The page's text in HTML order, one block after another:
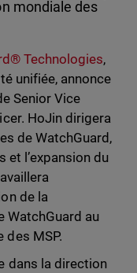
mondiale des
Technologies,
unifiée, annonce
Senior Vice
HoJin dirigera
de WatchGuard,
et l’expansion du
de la
WatchGuard au
des MSP.
dans la direction